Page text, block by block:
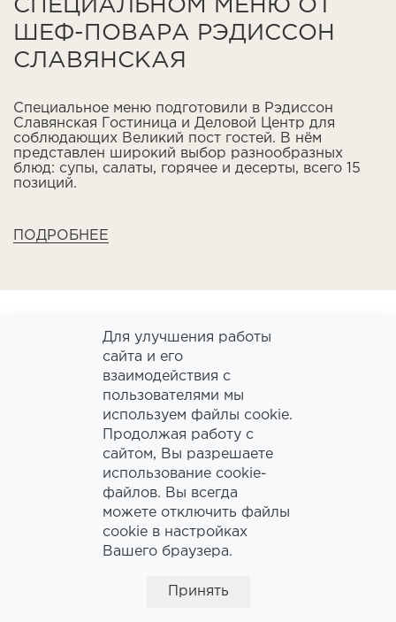
СПЕЦИАЛЬНОМ МЕНЮ ОТ
ШЕФ-ПОВАРА РЭДИССОН
СЛАВЯНСКАЯ
Специальное меню подготовили в Рэдиссон
Славянская Гостиница и Деловой Центр для
соблюдающих Великий пост гостей. В нём
представлен широкий выбор разнообразных
блюд: супы, салаты, горячее и десерты, всего 15
позиций.
ПОДРОБНЕЕ
Для улучшения работы
сайта и его
взаимодействия с
пользователями мы
используем файлы cookie.
Продолжая работу с
сайтом, Вы разрешаете
использование cookie-
файлов. Вы всегда
можете отключить файлы
cookie в настройках
Вашего браузера.
Принять